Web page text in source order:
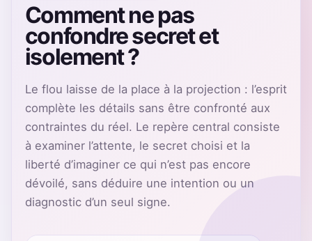
Comment ne pas
confondre secret et
isolement ?
Le flou laisse de la place à la projection : l’esprit
complète les détails sans être confronté aux
contraintes du réel. Le repère central consiste
à examiner l’attente, le secret choisi et la
liberté d’imaginer ce qui n’est pas encore
dévoilé, sans déduire une intention ou un
diagnostic d’un seul signe.